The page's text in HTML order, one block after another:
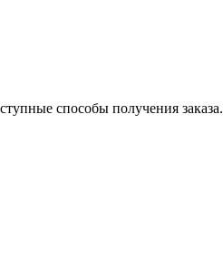
способы получения заказа.